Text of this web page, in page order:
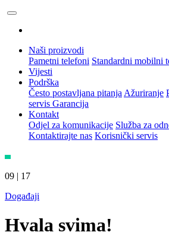
Naši proizvodi
Pametni telefoni Standardni mobilni
Vijesti
Podrška
Često postavljana pitanja Ažuriranje
servis Garancija
Kontakt
Odjel za komunikacije Služba za
Kontaktirajte nas Korisnički servis
09 | 17
Događaji
Hvala svima!